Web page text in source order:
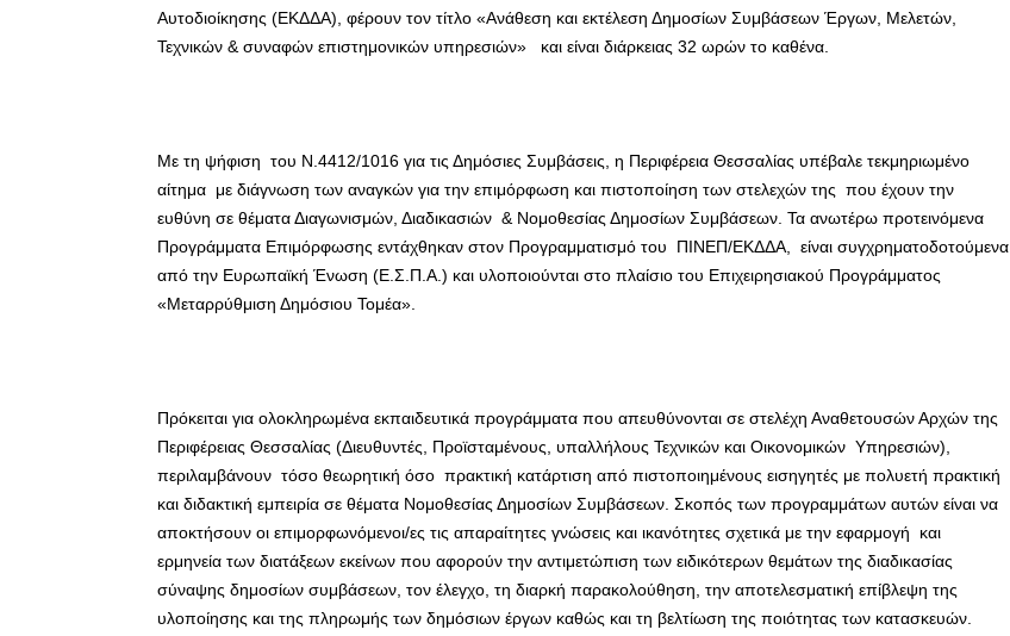
Αυτοδιοίκησης (ΕΚΔΔΑ), φέρουν τον τίτλο «Ανάθεση και εκτέλεση Δημοσίων Συμβάσεων Έργων, Μελετών,
Τεχνικών & συναφών επιστημονικών υπηρεσιών» και είναι διάρκειας 32 ωρών το καθένα.
Με τη ψήφιση του Ν.4412/1016 για τις Δημόσιες Συμβάσεις, η Περιφέρεια Θεσσαλίας υπέβαλε τεκμηριωμένο
αίτημα με διάγνωση των αναγκών για την επιμόρφωση και πιστοποίηση των στελεχών της που έχουν την
ευθύνη σε θέματα Διαγωνισμών, Διαδικασιών & Νομοθεσίας Δημοσίων Συμβάσεων. Τα ανωτέρω προτεινόμενα
Προγράμματα Επιμόρφωσης εντάχθηκαν στον Προγραμματισμό του ΠΙΝΕΠ/ΕΚΔΔΑ, είναι συγχρηματοδοτούμενα
από την Ευρωπαϊκή Ένωση (Ε.Σ.Π.Α.) και υλοποιούνται στο πλαίσιο του Επιχειρησιακού Προγράμματος
«Μεταρρύθμιση Δημόσιου Τομέα».
Πρόκειται για ολοκληρωμένα εκπαιδευτικά προγράμματα που απευθύνονται σε στελέχη Αναθετουσών Αρχών της
Περιφέρειας Θεσσαλίας (Διευθυντές, Προϊσταμένους, υπαλλήλους Τεχνικών και Οικονομικών Υπηρεσιών),
περιλαμβάνουν τόσο θεωρητική όσο πρακτική κατάρτιση από πιστοποιημένους εισηγητές με πολυετή πρακτική
και διδακτική εμπειρία σε θέματα Νομοθεσίας Δημοσίων Συμβάσεων. Σκοπός των προγραμμάτων αυτών είναι να
αποκτήσουν οι επιμορφωνόμενοι/ες τις απαραίτητες γνώσεις και ικανότητες σχετικά με την εφαρμογή και
ερμηνεία των διατάξεων εκείνων που αφορούν την αντιμετώπιση των ειδικότερων θεμάτων της διαδικασίας
σύναψης δημοσίων συμβάσεων, τον έλεγχο, τη διαρκή παρακολούθηση, την αποτελεσματική επίβλεψη της
υλοποίησης και της πληρωμής των δημόσιων έργων καθώς και τη βελτίωση της ποιότητας των κατασκευών.